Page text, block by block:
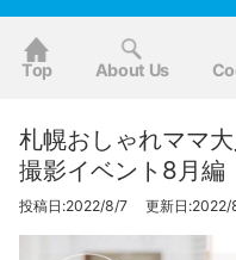
Top About Us
札幌おしゃれママ
撮影イベント8月編
投稿日:2022/8/7 更新日:2022/